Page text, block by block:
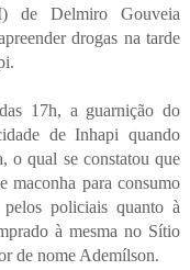
de Delmiro Gouveia
drogas na tarde
17h, a guarnição do
de Inhapi quando
o qual se constatou que
maconha para consumo
policiais quanto à
à mesma no Sítio
de nome Ademílson.